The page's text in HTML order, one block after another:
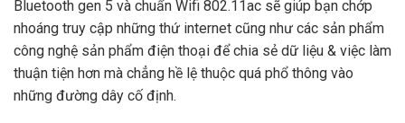
Bluetooth gen 5 và chuẩn Wifi 802.11ac sẽ giúp bạn chớp
nhoáng truy cập những thứ internet cũng như các sản phẩm
công nghệ sản phẩm điện thoại để chia sẻ dữ liệu & việc làm
thuận tiện hơn mà chẳng hề lệ thuộc quá phổ thông vào
những đường dây cố định.